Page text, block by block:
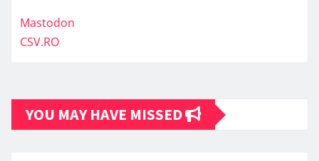
Mastodon
CSV.RO
YOU MAY HAVE MISSED